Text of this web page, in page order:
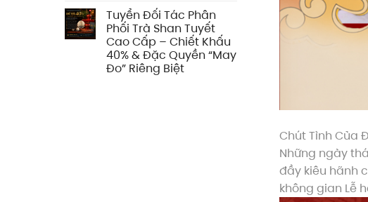
Tuyển Đối Tác Phân
Phối Trà Shan Tuyết
Cao Cấp – Chiết Khấu
40% & Đặc Quyền “May
Đo” Riêng Biệt
Chút Tình Của
Những ngày
đầy kiêu hãnh
không gian Lễ